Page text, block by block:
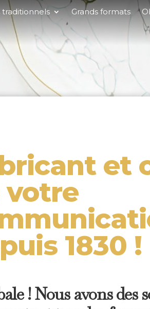
Grands formats
et
votre
1830 !
! Nous avons des